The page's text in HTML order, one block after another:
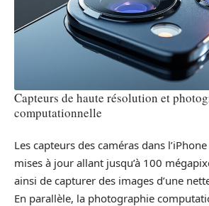
Capteurs de haute résolution et
computationnelle
Les capteurs des caméras dans
mises à jour allant jusqu’à 100
ainsi de capturer des images d’une
En parallèle, la photographie